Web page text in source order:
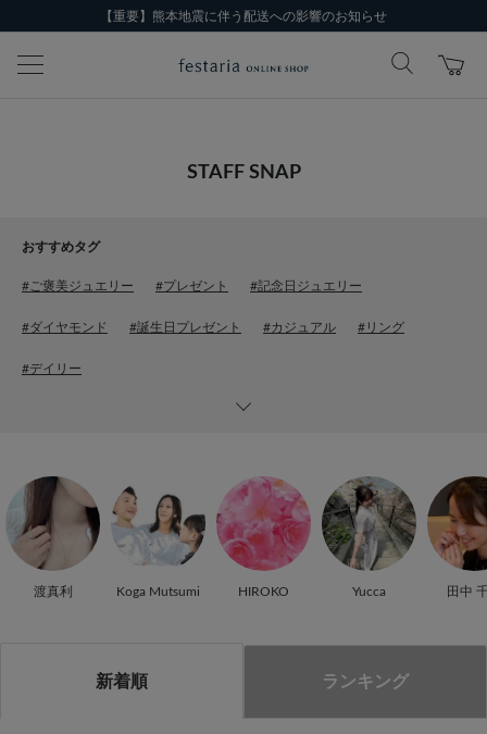
【重要】熊本地震に伴う配送への影響のお知らせ
STAFF SNAP
おすすめタグ
#ご褒美ジュエリー #プレゼント #記念日ジュエリー
#ダイヤモンド #誕生日プレゼント #カジュアル #リング
#デイリー
渡真利 Koga Mutsumi HIROKO Yucca 田中
新着順 ランキング